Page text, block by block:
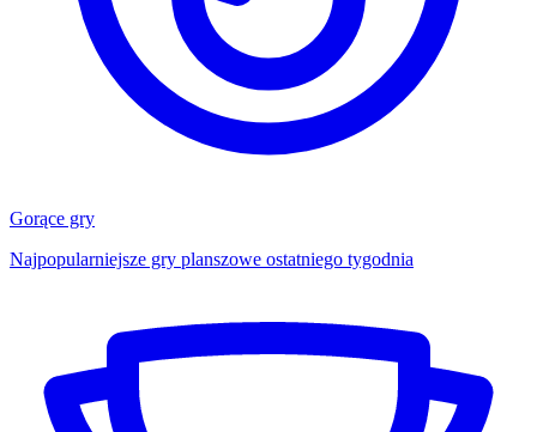
Gorące gry
Najpopularniejsze gry planszowe ostatniego tygodnia